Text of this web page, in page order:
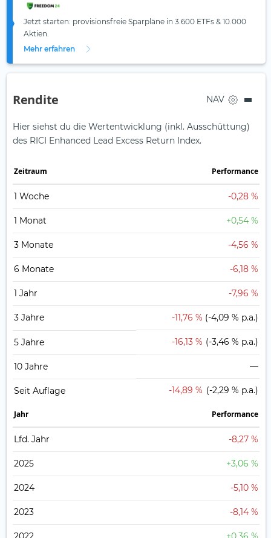
Jetzt starten: provisionsfreie Sparpläne in 3.600 ETFs & 10.000
Aktien.
Mehr erfahren
Rendite NAV
Hier siehst du die Wertentwicklung (inkl. Ausschüttung)
des RICI Enhanced Lead Excess Return Index.
Zeit­raum Perfor­mance
1 Woche -0,28 %
1 Monat +0,54 %
3 Monate -4,56 %
6 Monate -6,18 %
1 Jahr -7,96 %
3 Jahre -11,76 % (-4,09 % p.a.)
5 Jahre -16,13 % (-3,46 % p.a.)
10 Jahre —
Seit Auflage -14,89 % (-2,29 % p.a.)
Jahr Perfor­mance
Lfd. Jahr -8,27 %
2025 +3,06 %
2024 -5,10 %
2023 -8,14 %